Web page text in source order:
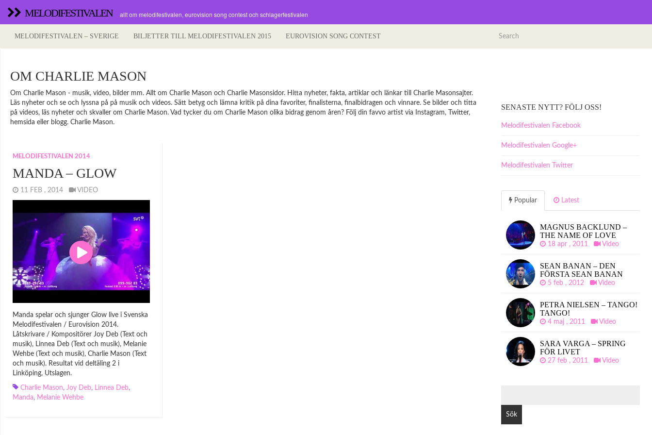
MELODIFESTIVALEN allt om melodifestivalen, eurovision song contest och schlagerfestivalen
MELODIFESTIVALEN – SVERIGE BILJETTER TILL MELODIFESTIVALEN 2015 EUROVISION SONG CONTEST
OM CHARLIE MASON
Om Charlie Mason - musik, video, bilder mm. Allt om Charlie Mason och Charlie Masonsidor. Hitta nyheter, fakta, artiklar och länkar till Charlie Masonsajter.
Läs nyheter och se och lyssna på på musik och videos. Sätt betyg och lämna kritik på dina favoriter, finalisterna, finalbidragen och vinnare. Se bilder och titta
på videos, läs nyheter och skvaller om Charlie Mason. Vad tycker du om Charlie Mason olika bidrag genom åren? Följ din favvo artist via Instagram, Twitter,
hemsida eller blogg. Charlie Mason.
MELODIFESTIVALEN 2014
MANDA – GLOW
11 FEB , 2014 VIDEO
Manda spelar och sjunger Glow live i Svenska
Melodifestivalen / Eurovision 2014.
Låtskrivare / Kompositörer Joy Deb (Text och
musik), Linnea Deb (Text och musik), Melanie
Wehbe (Text och musik), Charlie Mason (Text
och musik). Resultat vid deltäling 2 i
Linköping, Utslagen.
Charlie Mason, Joy Deb, Linnea Deb,
Manda, Melanie Wehbe
SENASTE NYTT? FÖLJ OSS!
Melodifestivalen Facebook
Melodifestivalen Google+
Melodifestivalen Twitter
Popular Latest
MAGNUS BACKLUND –
THE NAME OF LOVE
18 apr , 2011 Video
SEAN BANAN – DEN
FÖRSTA SEAN BANAN
5 feb , 2012 Video
PETRA NIELSEN – TANGO!
TANGO!
4 maj , 2011 Video
SARA VARGA – SPRING
FÖR LIVET
27 feb , 2011 Video